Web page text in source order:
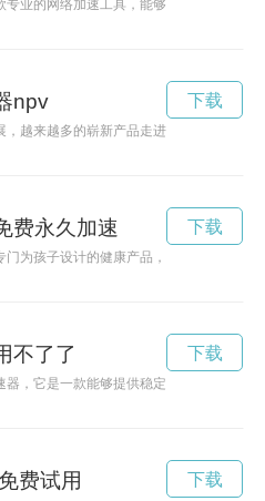
专业的网络加速工具，能够帮助用户提升
npv
，越来越多的崭新产品走进人们的生活，
下载
费永久加速
门为孩子设计的健康产品，能够提供全方
下载
不了了
器，它是一款能够提供稳定、快速网络连
下载
费试用 下载